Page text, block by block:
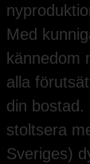
Med
kännedom
alla
din bostad.
stoltsera
Sveriges)